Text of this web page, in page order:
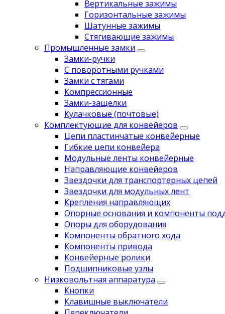
Вертикальные зажимы
Горизонтальные зажимы
Шатунные зажимы
Стягивающие зажимы
Промышленные замки
Замки-ручки
С поворотными ручками
Замки с тягами
Компрессионные
Замки-защелки
Кулачковые (почтовые)
Комплектующие для конвейеров
Цепи пластинчатые конвейерные
Гибкие цепи конвейера
Модульные ленты конвейерные
Направляющие конвейеров
Звездочки для транспортерных цепей
Звездочки для модульных лент
Крепления направляющих
Опорные основания и компоненты
Опоры для оборудования
Компоненты обратного хода
Компоненты привода
Koнвейерныe pолики
Подшипниковые узлы
Низковольтная аппаратура
Кнопки
Клавишные выключатели